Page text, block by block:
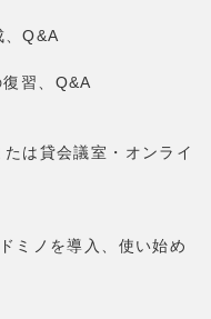
Q&A
習、Q&A
は貸会議室・オンライ
ミノを導入、使い始め